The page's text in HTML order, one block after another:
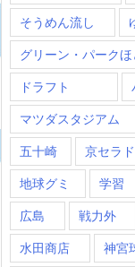
そうめん流し
グリーン・パーク
ドラフト
マツダスタジアム
五十崎
京セラ
地球グミ
学習
広島
戦力外
水田商店
神宮